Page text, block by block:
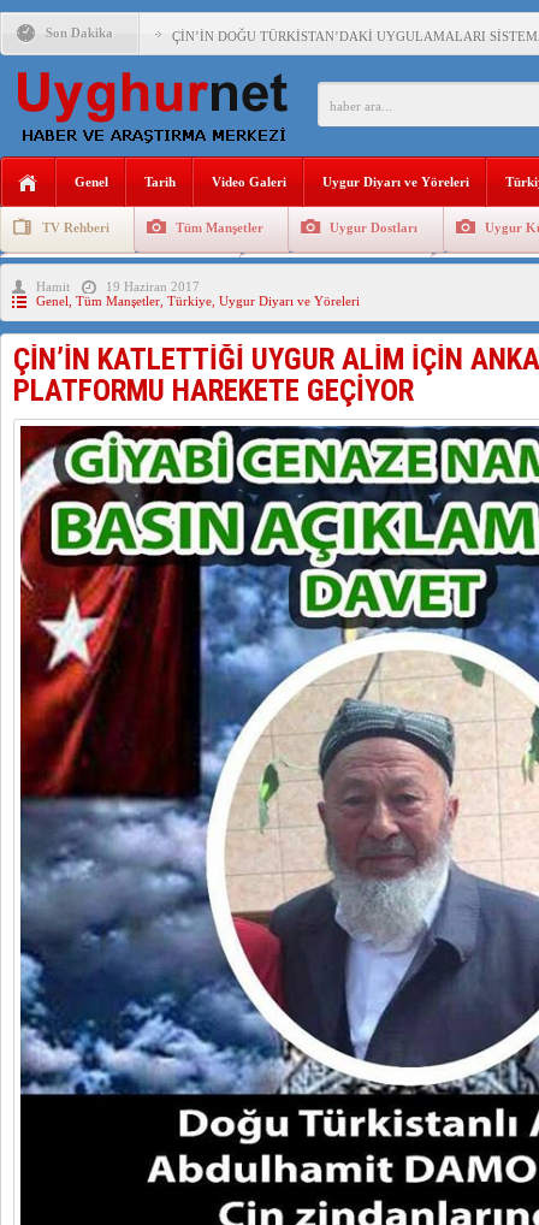
Son Dakika ÇİN’İN DOĞU TÜRKİSTAN’DAKİ UYGULAMALARI
ÇİN’İN DOĞU TÜRKİSTAN’DAKİ
150 YILDIR KAYNAYAN YARAMIZ : ÇİN İŞGALİNDEKİ
ÇİN’İN UYGUR POLİTİKALARINI ÖVEN DİYANET
ÇİN’İN ANKARA BÜYÜKELÇİSİ JİANG’İN TRABZON
İŞGALCİ ÇİN’DEN “FETİHLER SULTANI
SAADET PARTİSİ İLÇE BAŞKANI : TEMMUZ AYI,DOĞU
Genel Tarih Video Galeri Uygur Diyarı ve Yöreleri
TV Rehberi Tüm Manşetler Uygur Dostları Uygur
Uygurlarda Düğün ve Cenaze
Hamit
19 Haziran 2017
Genel Tüm Manşetler Türkiye Uygur Diyarı ve Yöreleri
ÇİN’İN KATLETTİĞİ UYGUR ALİM İÇİN
PLATFORMU HAREKETE GEÇİYOR